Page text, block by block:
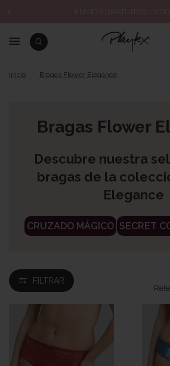
Inicio Bragas Flower Elegance
Bragas Flower
Descubre nuestra
bragas de la
Elegance
CRUZADO MÁGICO SECRET
FILTRAR